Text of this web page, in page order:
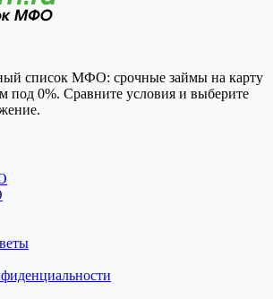
список МФО: срочные займы на карту
под 0%. Сравните условия и выберите